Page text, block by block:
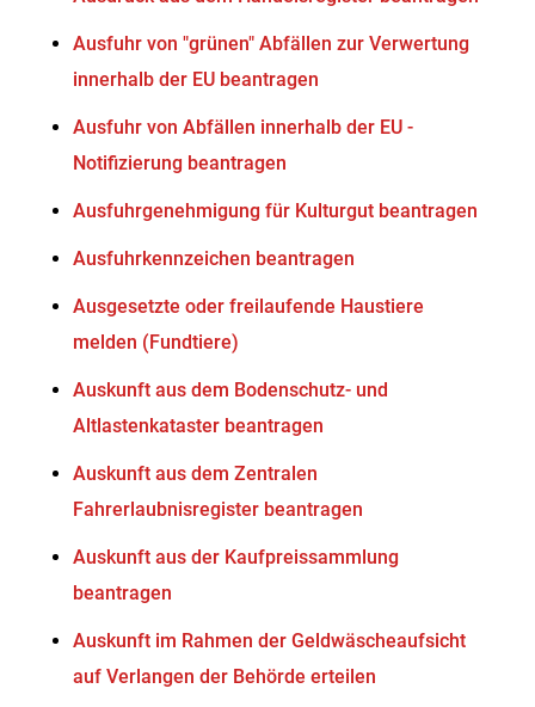
Ausfuhr von "grünen" Abfällen zur Verwertung
innerhalb der EU beantragen
Ausfuhr von Abfällen innerhalb der EU -
Notifizierung beantragen
Ausfuhrgenehmigung für Kulturgut beantragen
Ausfuhrkennzeichen beantragen
Ausgesetzte oder freilaufende Haustiere
melden (Fundtiere)
Auskunft aus dem Bodenschutz- und
Altlastenkataster beantragen
Auskunft aus dem Zentralen
Fahrerlaubnisregister beantragen
Auskunft aus der Kaufpreissammlung
beantragen
Auskunft im Rahmen der Geldwäscheaufsicht
auf Verlangen der Behörde erteilen